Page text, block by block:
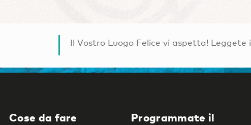
Il Vostro Luogo Felice vi aspetta! Leggete i
Cose da fare
Programmate il